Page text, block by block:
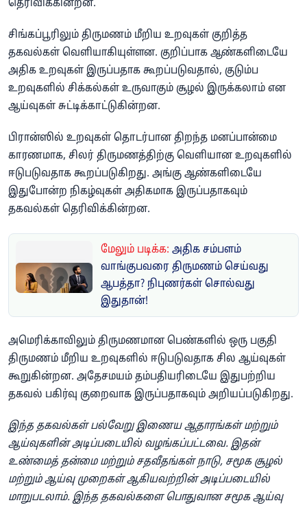
தெரிவிக்கின்றன.
சிங்கப்பூரிலும் திருமணம் மீறிய உறவுகள் குறித்த
தகவல்கள் வெளியாகியுள்ளன. குறிப்பாக ஆண்களிடையே
அதிக உறவுகள் இருப்பதாக கூறப்படுவதால், குடும்ப
உறவுகளில் சிக்கல்கள் உருவாகும் சூழல் இருக்கலாம் என
ஆய்வுகள் சுட்டிக்காட்டுகின்றன.
பிரான்ஸில் உறவுகள் தொடர்பான திறந்த மனப்பான்மை
காரணமாக, சிலர் திருமணத்திற்கு வெளியான உறவுகளில்
ஈடுபடுவதாக கூறப்படுகிறது. அங்கு ஆண்களிடையே
இதுபோன்ற நிகழ்வுகள் அதிகமாக இருப்பதாகவும்
தகவல்கள் தெரிவிக்கின்றன.
மேலும் படிக்க: அதிக சம்பளம்
வாங்குபவரை திருமணம் செய்வது
ஆபத்தா? நிபுணர்கள் சொல்வது
இதுதான்!
அமெரிக்காவிலும் திருமணமான பெண்களில் ஒரு பகுதி
திருமணம் மீறிய உறவுகளில் ஈடுபடுவதாக சில ஆய்வுகள்
கூறுகின்றன. அதேசமயம் தம்பதியரிடையே இதுபற்றிய
தகவல் பகிர்வு குறைவாக இருப்பதாகவும் அறியப்படுகிறது.
இந்த தகவல்கள் பல்வேறு இணைய ஆதாரங்கள் மற்றும்
ஆய்வுகளின் அடிப்படையில் வழங்கப்பட்டவை. இதன்
உண்மைத் தன்மை மற்றும் சதவீதங்கள் நாடு, சமூக சூழல்
மற்றும் ஆய்வு முறைகள் ஆகியவற்றின் அடிப்படையில்
மாறுபடலாம். இந்த தகவல்களை பொதுவான சமூக ஆய்வு